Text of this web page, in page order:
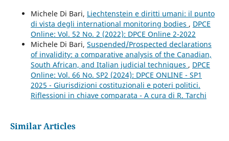
Michele Di Bari, Liechtenstein e diritti umani: il punto
di vista degli international monitoring bodies , DPCE
Online: Vol. 52 No. 2 (2022): DPCE Online 2-2022
Michele Di Bari, Suspended/Prospected declarations
of invalidity: a comparative analysis of the Canadian,
South African, and Italian judicial techniques , DPCE
Online: Vol. 66 No. SP2 (2024): DPCE ONLINE - SP1
2025 - Giurisdizioni costituzionali e poteri politici.
Riflessioni in chiave comparata - A cura di R. Tarchi
Similar Articles